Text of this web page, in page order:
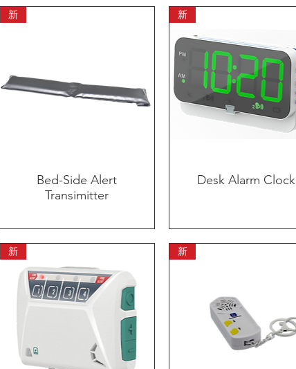
快速瀏覽
新
Bed-Side Alert
Transimitter
快速瀏覽
新
Desk Alarm Clock
新 新